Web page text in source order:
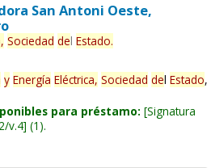
San Antoni Oeste,
Sociedad del Estado.
y Energía Eléctrica, Sociedad del Estado,
para préstamo: Signatura
v.4 (1).